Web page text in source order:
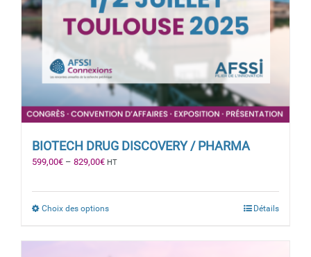
BIOTECH DRUG DISCOVERY / PHARMA
599,00€ – 829,00€ HT
Choix des options Détails